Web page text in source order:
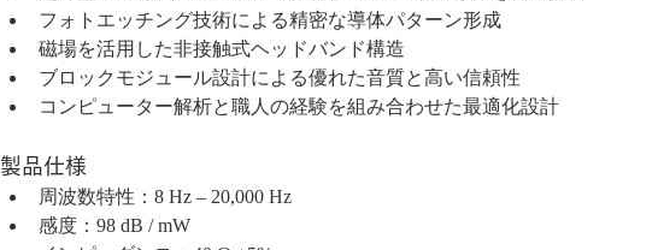
フォトエッチング技術による精密な導体パターン形成
磁場を活用した非接触式ヘッドバンド構造
ブロックモジュール設計による優れた音質と高い信頼性
コンピューター解析と職人の経験を組み合わせた最適化設計
製品仕様
周波数特性：8 Hz – 20,000 Hz
感度：98 dB / mW